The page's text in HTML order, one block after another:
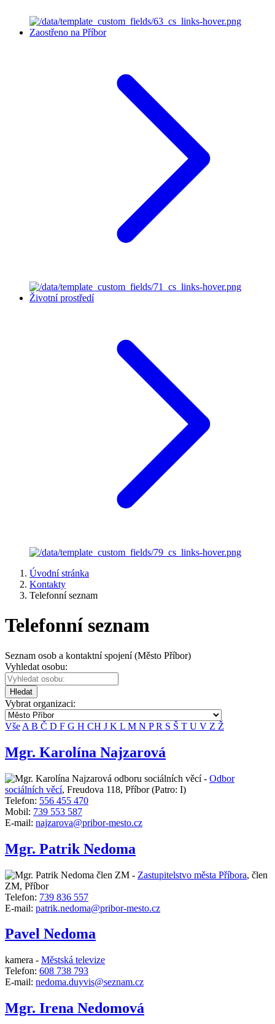
Zaostřeno na Příbor
Životní prostředí
Úvodní stránka
Kontakty
Telefonní seznam
Telefonní seznam
Seznam osob a kontaktní spojení (Město Příbor)
Vyhledat osobu:
Hledat
Vybrat organizaci:
Vše A B Č D F G H CH J K L M N PR S Š T U V Z Ž
Mgr. Karolína Najzarová
odboru sociálních věcí - Odbor
sociálních věcí, Freudova 118, Příbor(Patro: I)
Telefon: 556 455 470
Mobil: 739 553 587
E-mail: najzarova@pribor-mesto.cz
Mgr. Patrik Nedoma
člen ZM - Zastupitelstvo města Příbora, člen
ZM, Příbor
Telefon: 739 836 557
E-mail: patrik.nedoma@pribor-mesto.cz
Pavel Nedoma
kamera - Městská televize
Telefon: 608 738 793
E-mail: nedoma.duyvis@seznam.cz
Mgr. Irena Nedomová